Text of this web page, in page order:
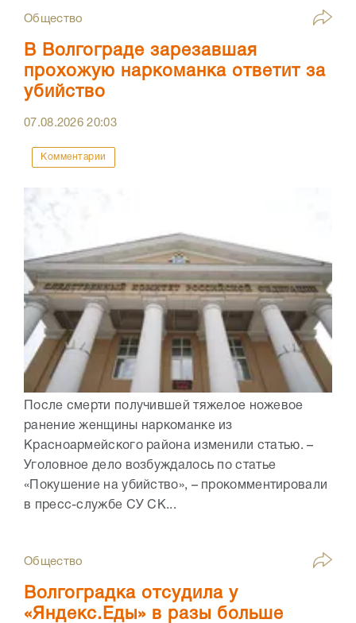
Общество
В Волгограде зарезавшая
прохожую наркоманка ответит за
убийство
07.08.202620:03
Комментарии
После смерти получившей тяжелое ножевое
ранение женщины наркоманке из
Красноармейского района изменили статью. –
Уголовное дело возбуждалось по статье
«Покушение на убийство», – прокомментировали
в пресс-службе СУ СК...
Общество
Волгоградка отсудила у
«Яндекс.Еды» в разы больше